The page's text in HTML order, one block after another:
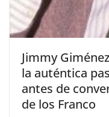
​Jimmy
la auténtica
antes de
de los Franco